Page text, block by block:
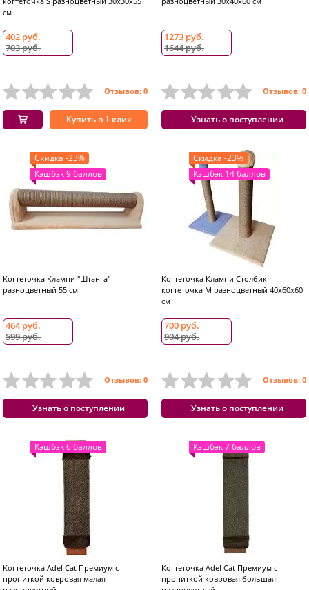
см
402 руб.
703 руб.
Отзывов: 0
Купить в 1 клик
1273 руб.
1644 руб.
Отзывов: 0
Узнать о поступлении
Скидка -23%
Кэшбэк 9 баллов
Когтеточка Клампи "Штанга"
разноцветный 55 см
464 руб.
599 руб.
Отзывов: 0
Узнать о поступлении
Скидка -23%
Кэшбэк 14 баллов
Когтеточка Клампи Столбик-
когтеточка М разноцветный 40x60x60
см
700 руб.
904 руб.
Отзывов: 0
Узнать о поступлении
Кэшбэк 6 баллов
Когтеточка Adel Cat Премиум с
пропиткой ковровая малая
Кэшбэк 7 баллов
Когтеточка Adel Cat Премиум с
пропиткой ковровая большая